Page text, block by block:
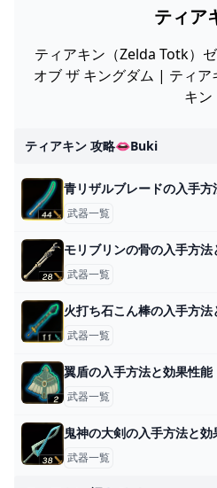
ティア
ティアキン（Zelda Totk）
オブ ザ キングダム | ティア
キン
ティアキン 攻略👄buki
青リザルブレードの入手方
武器一覧
モリブリンの骨の入手方法
武器一覧
火打ち石こん棒の入手方法
武器一覧
翼盾の入手方法と効果性能
武器一覧
鬼神の大剣の入手方法と効
武器一覧